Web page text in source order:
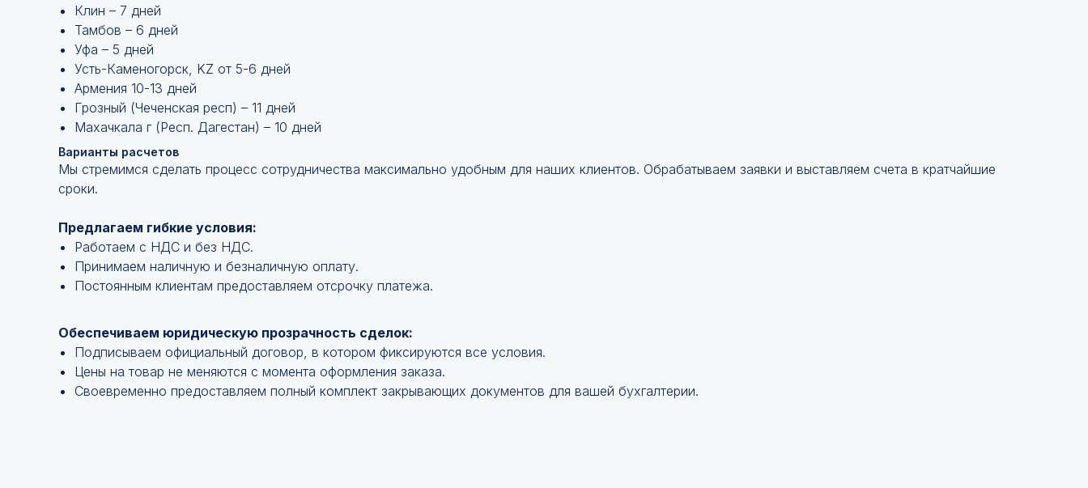
Клин – 7 дней
Тамбов – 6 дней
Уфа – 5 дней
Усть-Каменогорск, KZ от 5-6 дней
Армения 10-13 дней
Грозный (Чеченская респ) – 11 дней
Махачкала г (Респ. Дагестан) – 10 дней
Варианты расчетов
Мы стремимся сделать процесс сотрудничества максимально удобным для наших клиентов. Обрабатываем заявки и выставляем счета в кратчайшие
сроки.
Предлагаем гибкие условия:
Работаем с НДС и без НДС.
Принимаем наличную и безналичную оплату.
Постоянным клиентам предоставляем отсрочку платежа.
Обеспечиваем юридическую прозрачность сделок:
Подписываем официальный договор, в котором фиксируются все условия.
Цены на товар не меняются с момента оформления заказа.
Своевременно предоставляем полный комплект закрывающих документов для вашей бухгалтерии.